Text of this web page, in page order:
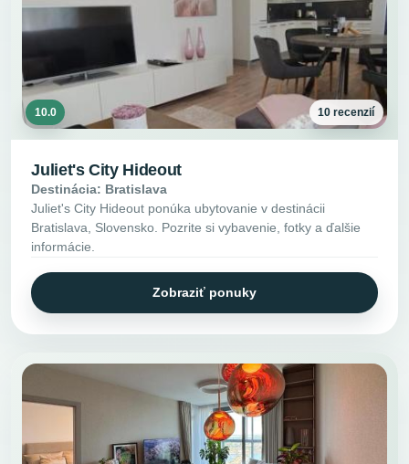
10.0 10 recenzií
Juliet's City Hideout
Destinácia: Bratislava
Juliet's City Hideout ponúka ubytovanie v destinácii
Bratislava, Slovensko. Pozrite si vybavenie, fotky a ďalšie
informácie.
Zobraziť ponuky